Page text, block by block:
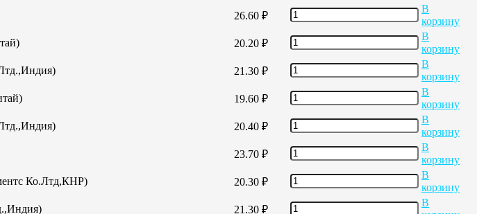
26.60 ₽
В
корзину
20.20 ₽
В
корзину
21.30 ₽
В
корзину
19.60 ₽
В
корзину
20.40 ₽
В
корзину
23.70 ₽
В
корзину
Ко.Лтд,КНР)
20.30 ₽
В
корзину
21.30 ₽
В